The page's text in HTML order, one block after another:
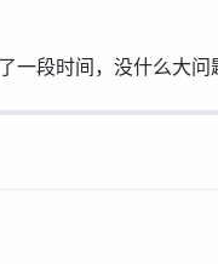
一段时间，没什么大